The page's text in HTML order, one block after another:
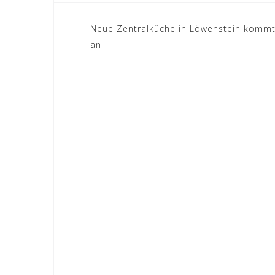
Beitragsnavigation
Neue Zentralküche in Löwenstein
an